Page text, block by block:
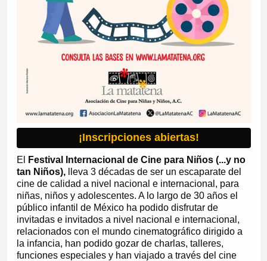
¡Inscripciones abiertas!
El
Festival Internacional de Cine para Niños (...y no
tan Niños),
lleva 3 décadas de ser un escaparate del
cine de calidad a nivel nacional e internacional, para
niñas, niños y adolescentes. A lo largo de 30 años el
público infantil de México ha podido disfrutar de
invitadas e invitados a nivel nacional e internacional,
relacionados con el mundo cinematográfico dirigido a
la infancia, han podido gozar de charlas, talleres,
funciones especiales y han viajado a través del cine